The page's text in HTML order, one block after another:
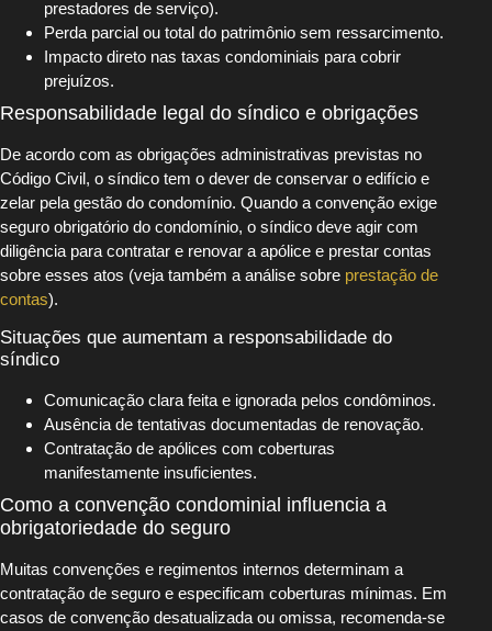
prestadores de serviço).
Perda parcial ou total do patrimônio sem ressarcimento.
Impacto direto nas taxas condominiais para cobrir
prejuízos.
Responsabilidade legal do síndico e obrigações
De acordo com as obrigações administrativas previstas no
Código Civil, o síndico tem o dever de conservar o edifício e
zelar pela gestão do condomínio. Quando a convenção exige
seguro obrigatório do condomínio, o síndico deve agir com
diligência para contratar e renovar a apólice e prestar contas
sobre esses atos (veja também a análise sobre prestação de
contas).
Situações que aumentam a responsabilidade do
síndico
Comunicação clara feita e ignorada pelos condôminos.
Ausência de tentativas documentadas de renovação.
Contratação de apólices com coberturas
manifestamente insuficientes.
Como a convenção condominial influencia a
obrigatoriedade do seguro
Muitas convenções e regimentos internos determinam a
contratação de seguro e especificam coberturas mínimas. Em
casos de convenção desatualizada ou omissa, recomenda-se